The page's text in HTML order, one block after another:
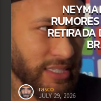
RETIRADA
rasco
JULY 29, 2026